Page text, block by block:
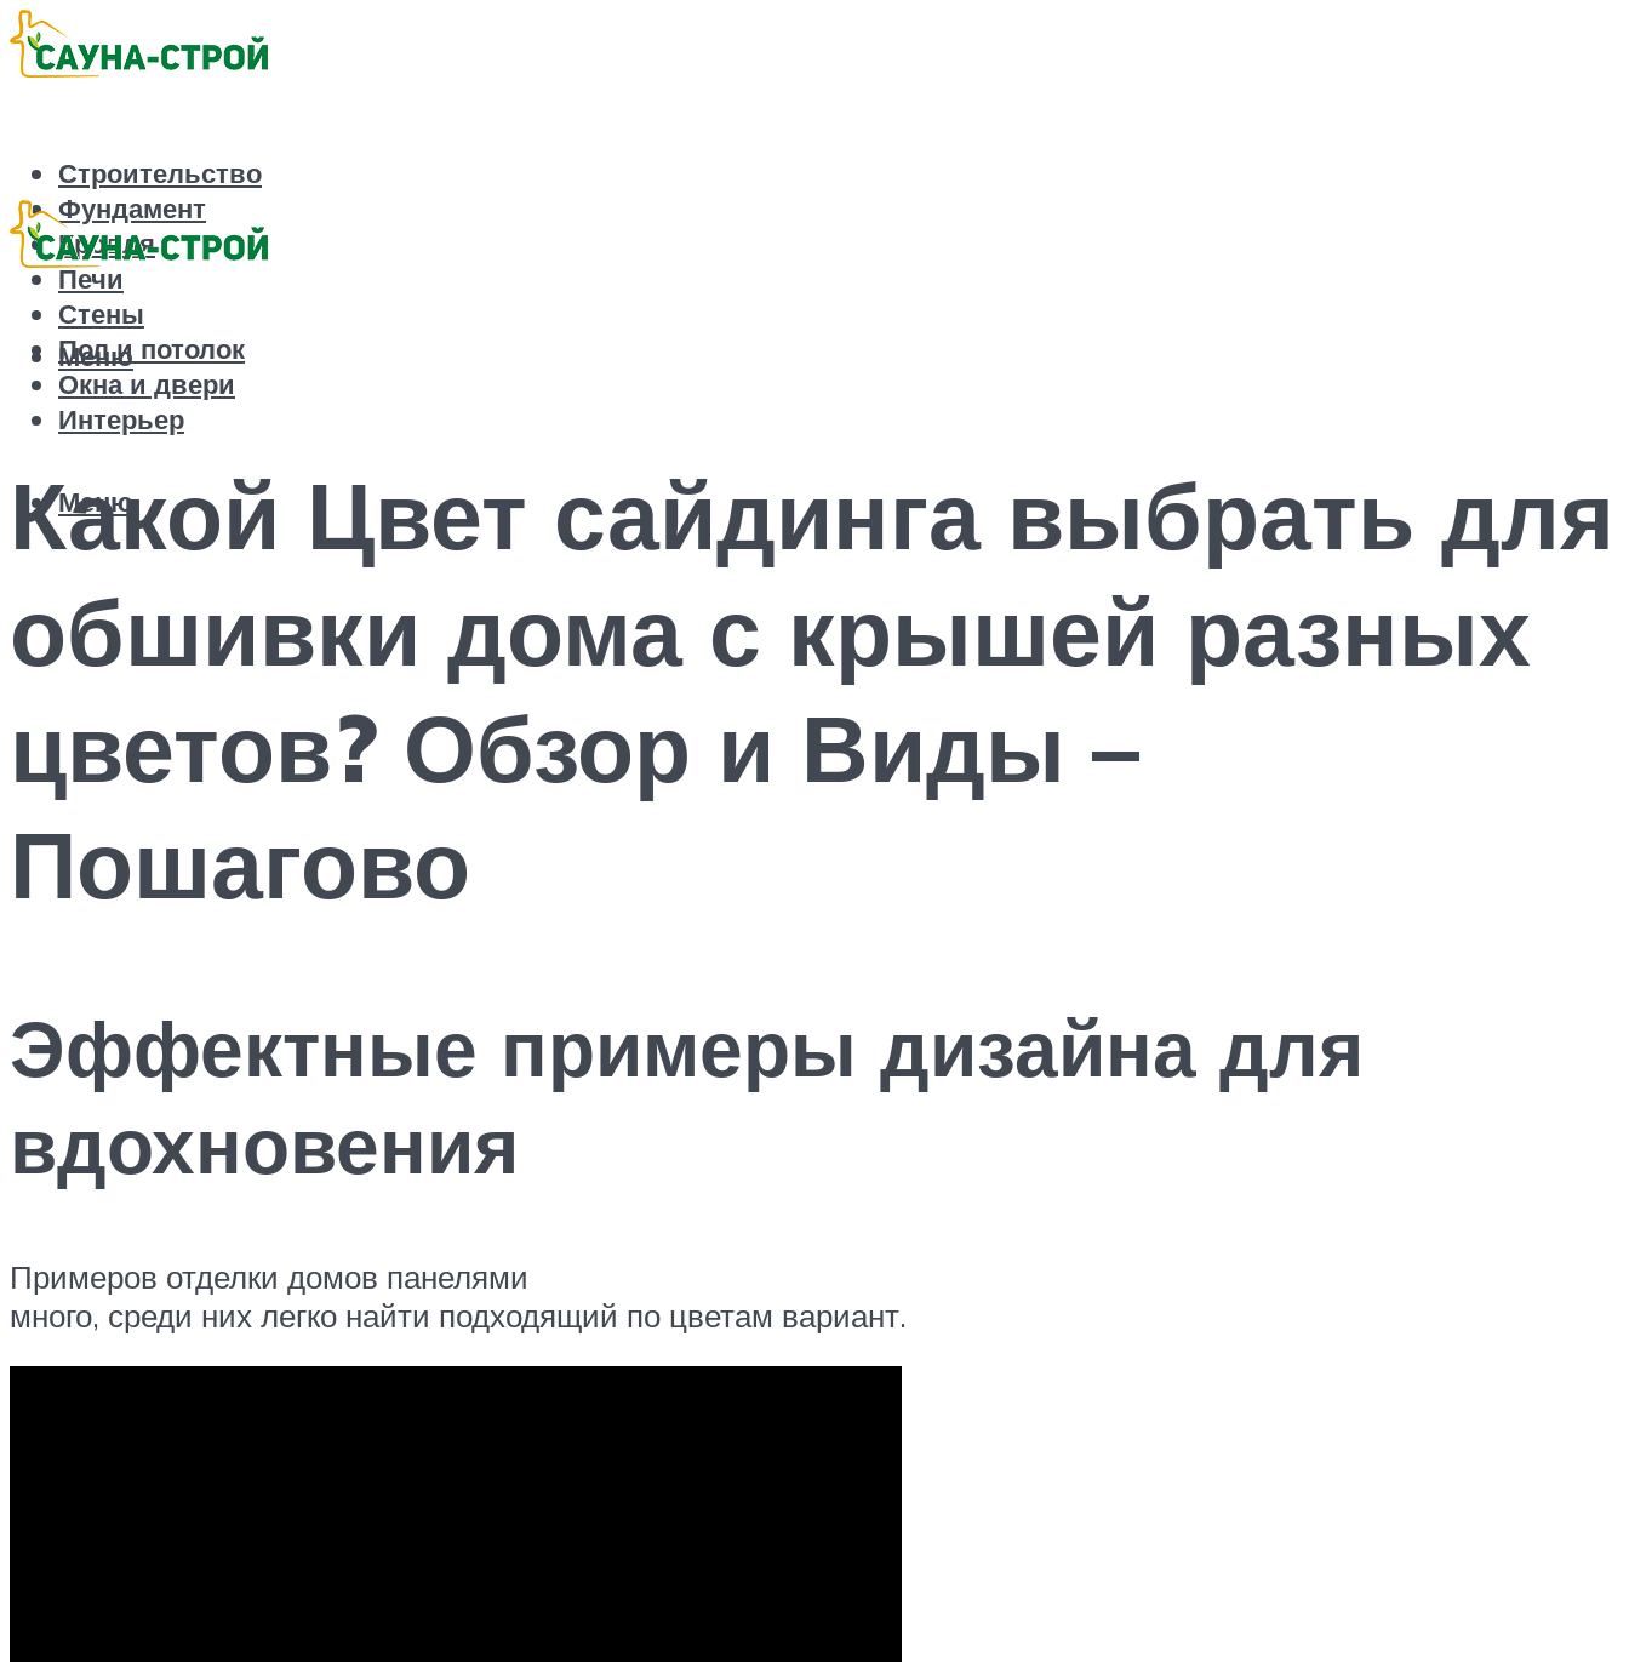
Строительство
Фундамент
Кровля
Печи
Стены
Пол и потолок
Окна и двери
Интерьер
Меню
Меню
Какой Цвет сайдинга выбрать для
обшивки дома с крышей разных
цветов? Обзор и Виды –
Пошагово
Эффектные примеры дизайна для
вдохновения
Примеров отделки домов панелями
много, среди них легко найти подходящий по цветам вариант.